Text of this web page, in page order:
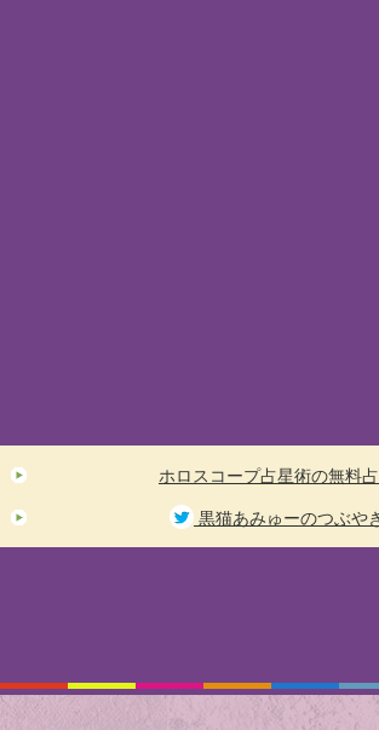
ホロスコープ占星術の無料
黒猫あみゅーのつぶや